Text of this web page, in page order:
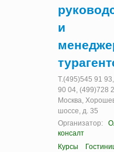
и
Т.(495)545 91
90 04, (499)728
Москва,
шоссе, д. 35
Организатор:
консалт
Курсы